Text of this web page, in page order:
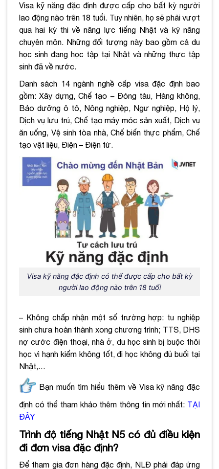
Visa kỹ năng đặc định được cấp cho bất kỳ người
lao động nào trên 18 tuổi. Tuy nhiên, họ sẽ phải vượt
qua hai kỳ thi về năng lực tiếng Nhật và kỹ năng
chuyên môn. Những đối tượng này bao gồm cả du
học sinh đang học tập tại Nhật và những thực tập
sinh đã về nước.
Danh sách 14 ngành nghề cấp visa đặc định bao
gồm: Xây dựng, Chế tạo – Đóng tàu, Hàng không,
Bảo dưỡng ô tô, Nông nghiệp, Ngư nghiệp, Hộ lý,
Dịch vụ lưu trú, Chế tạo máy móc sản xuất, Dịch vụ
ăn uống, Vệ sinh tòa nhà, Chế biến thực phẩm, Chế
tạo vật liệu, Điện – Điện tử.
Visa kỹ năng đặc định có thể được cấp cho bất kỳ
người lao động nào trên 18 tuổi
– Không chấp nhận một số trường hợp: tu nghiệp
sinh chưa hoàn thành xong chương trình; TTS, DHS
nợ cước điện thoại, nhà ở, du học sinh bị buộc thôi
học vì hạnh kiểm không tốt, đi học không đủ buổi tại
Nhật,…
Bạn muốn tìm hiểu thêm về Visa kỹ năng đặc
định có thể tham khảo thêm thông tin mới nhất: TẠI
ĐÂY
Trình độ tiếng Nhật N5 có đủ điều kiện
đi đơn visa đặc định?​
Để tham gia đơn hàng đặc định, NLĐ phải đáp ứng